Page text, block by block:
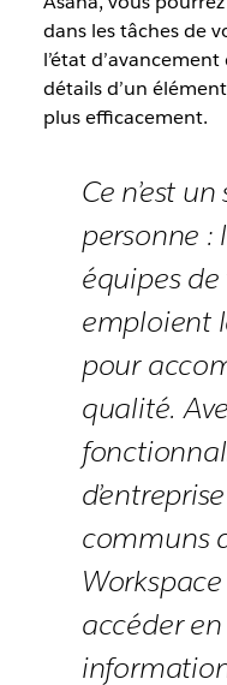
dans les tâches de
l’état
détails d’un
plus efficacement.
Ce n’est
personne :
équipes
emploient
pour
qualité.
communs
accéder